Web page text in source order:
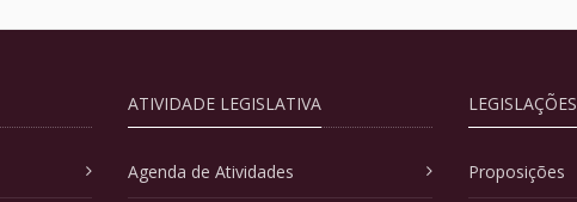
ATIVIDADE LEGISLATIVA
Agenda de Atividades
LEGISLAÇÕES
Proposições